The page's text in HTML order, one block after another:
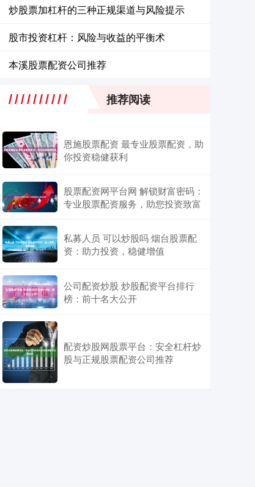
炒股票加杠杆的三种正规渠道与风险提示
股市投资杠杆：风险与收益的平衡术
本溪股票配资公司推荐
推荐阅读
恩施股票配资 最专业股票配资，助
你投资稳健获利
股票配资网平台网 解锁财富密码：
专业股票配资服务，助您投资致富
私募人员 可以炒股吗 烟台股票配
资：助力投资，稳健增值
公司配资炒股 炒股配资平台排行
榜：前十名大公开
配资炒股网股票平台：安全杠杆炒
股与正规股票配资公司推荐